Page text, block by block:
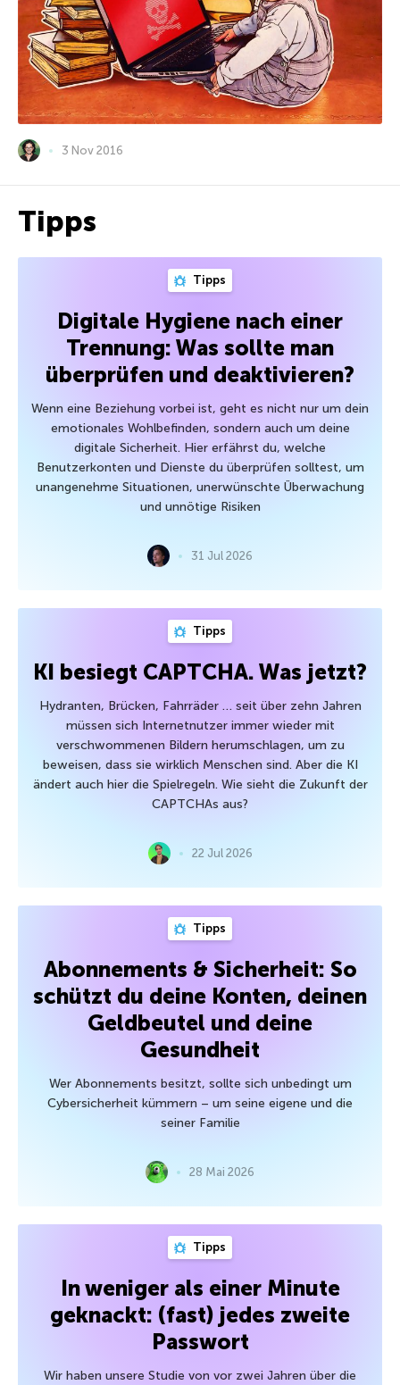
3 Nov 2016
Tipps
Tipps
Digitale Hygiene nach einer
Trennung: Was sollte man
überprüfen und deaktivieren?
Wenn eine Beziehung vorbei ist, geht es nicht nur um dein
emotionales Wohlbefinden, sondern auch um deine
digitale Sicherheit. Hier erfährst du, welche
Benutzerkonten und Dienste du überprüfen solltest, um
unangenehme Situationen, unerwünschte Überwachung
und unnötige Risiken
31 Jul 2026
Tipps
KI besiegt CAPTCHA. Was jetzt?
Hydranten, Brücken, Fahrräder … seit über zehn Jahren
müssen sich Internetnutzer immer wieder mit
verschwommenen Bildern herumschlagen, um zu
beweisen, dass sie wirklich Menschen sind. Aber die KI
ändert auch hier die Spielregeln. Wie sieht die Zukunft der
CAPTCHAs aus?
22 Jul 2026
Tipps
Abonnements & Sicherheit: So
schützt du deine Konten, deinen
Geldbeutel und deine
Gesundheit
Wer Abonnements besitzt, sollte sich unbedingt um
Cybersicherheit kümmern – um seine eigene und die
seiner Familie
28 Mai 2026
Tipps
In weniger als einer Minute
geknackt: (fast) jedes zweite
Passwort
Wir haben unsere Studie von vor zwei Jahren über die